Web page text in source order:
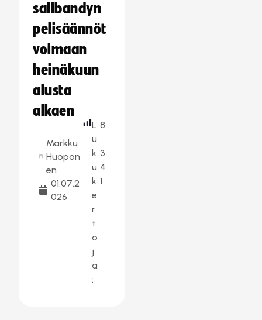
salibandyn
pelisäännöt
voimaan
heinäkuun
alusta
alkaen
Markku
Huopon
en
01.07.2
026
L
u
k
u
k
e
r
t
o
j
a
:
8
3
4
1